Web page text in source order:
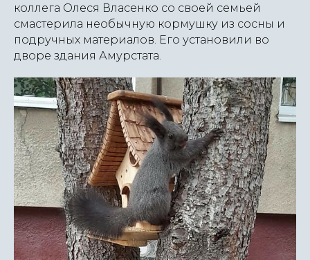
коллега Олеся Власенко со своей семьей
смастерила необычную кормушку из сосны и
подручных материалов. Его установили во
дворе здания Амурстата.